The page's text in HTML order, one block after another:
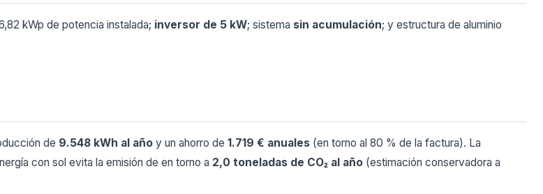
kWp de potencia instalada; inversor de 5 kW; sistema sin acumulación; y estructura de aluminio
de 9.548 kWh al año y un ahorro de 1.719 € anuales (en torno al 80 % de la factura). La
con sol evita la emisión de en torno a 2,0 toneladas de CO₂ al año (estimación conservadora a